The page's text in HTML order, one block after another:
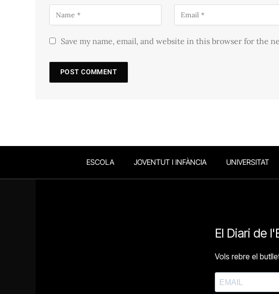
Save my name, email, and website in this browser for the
ESCOLA JOVENTUT I INFÀNCIA UNIVERSITAT